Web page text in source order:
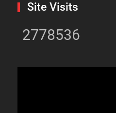
Site Visits
2778536